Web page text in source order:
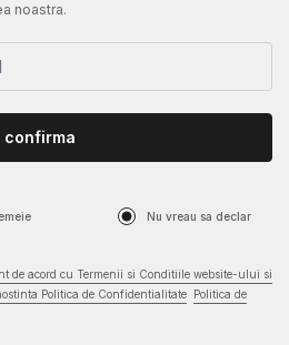
noastra.
Nu vreau sa declar
confirma
de acord cu Termenii si Conditiile website-ului si
Politica de Confidentialitate
Politica de